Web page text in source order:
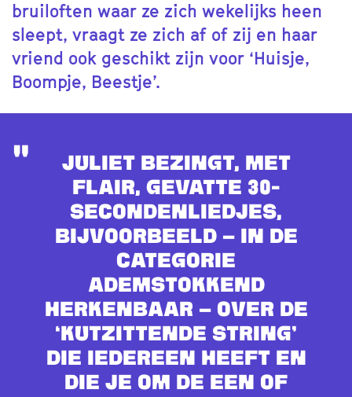
bruiloften waar ze zich wekelijks heen
sleept, vraagt ze zich af of zij en haar
vriend ook geschikt zijn voor ‘Huisje,
Boompje, Beestje’.
Juliet bezingt, met
flair, gevatte 30-
secondenliedjes,
bijvoorbeeld – in de
categorie
ademstokkend
herkenbaar – over de
‘kutzittende string’
die iedereen heeft en
die je om de een of